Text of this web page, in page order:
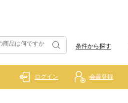
条件から探す
ログイン 会員登録